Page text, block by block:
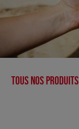
Tous nos produits